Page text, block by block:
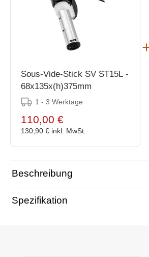
Sous-Vide-Stick SV ST15L -
68x135x(h)375mm
1 - 3 Werktage
110,00 €
130,90 € inkl. MwSt.
Beschreibung
Spezifikation